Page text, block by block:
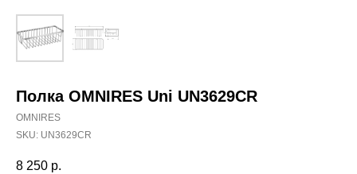
Полка OMNIRES Uni UN3629CR
OMNIRES
SKU: UN3629CR
8 250 р.